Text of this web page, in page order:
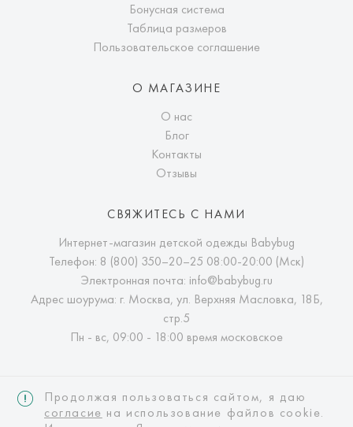
Бонусная система
Таблица размеров
Пользовательское соглашение
О МАГАЗИНЕ
О нас
Блог
Контакты
Отзывы
СВЯЖИТЕСЬ С НАМИ
Интернет-магазин детской одежды Babybug
Телефон: 8 (800) 350–20–25 08:00-20:00 (Мск)
Электронная почта: info@babybug.ru
Адрес шоурума: г. Москва, ул. Верхняя Масловка, 18Б,
стр.5
Пн - вс, 09:00 - 18:00 время московское
Продолжая пользоваться сайтом, я даю
согласие на использование файлов cookie.